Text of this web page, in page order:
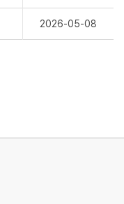
2026-05-08